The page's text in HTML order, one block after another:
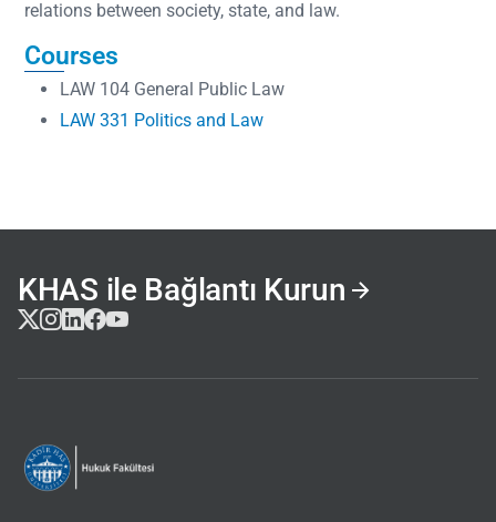
relations between society, state, and law.
Courses
LAW 104 General Public Law
LAW 331 Politics and Law
KHAS ile Bağlantı Kurun